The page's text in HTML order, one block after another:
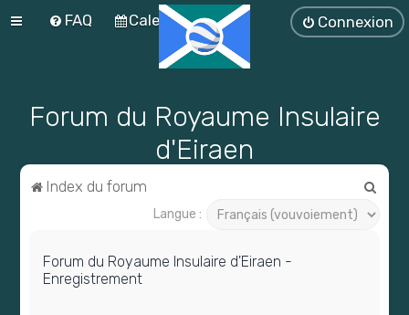
FAQ Calendrier Connexion
Forum du Royaume Insulaire
d'Eiraen
Index du forum
Langue :
Forum du Royaume Insulaire d'Eiraen -
Enregistrement